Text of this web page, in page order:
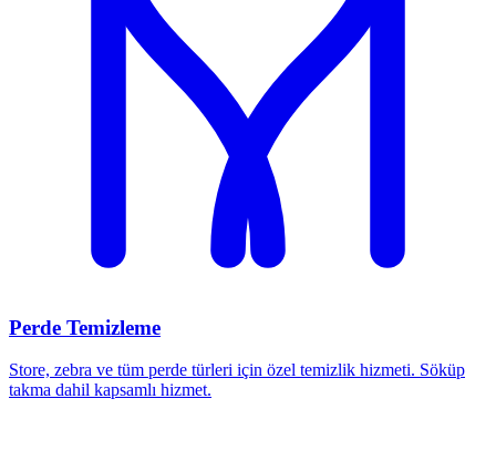
Perde Temizleme
Store, zebra ve tüm perde türleri için özel temizlik hizmeti. Söküp
takma dahil kapsamlı hizmet.